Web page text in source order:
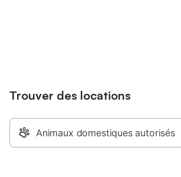
Trouver des locations
Animaux domestiques autorisés